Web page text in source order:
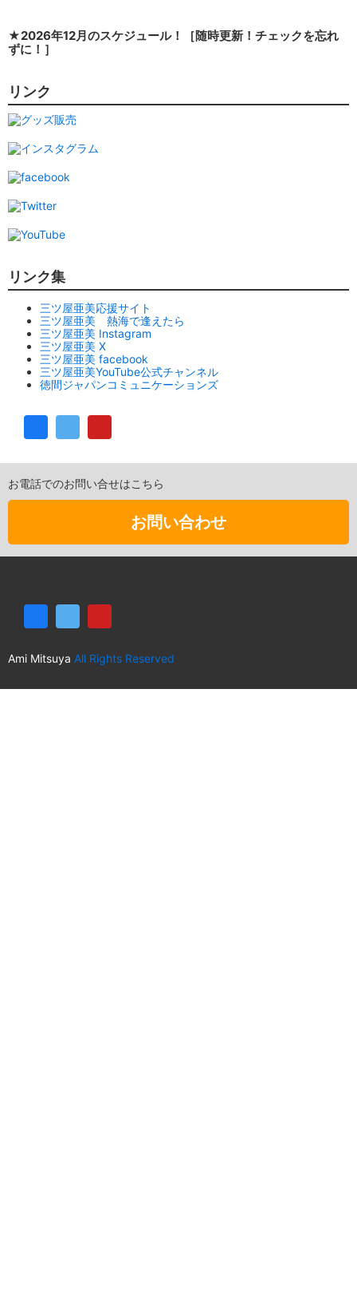
★2026年12月のスケジュール！［随時更新！チェックを忘れ
ずに！］
リンク
リンク集
三ツ屋亜美応援サイト
三ツ屋亜美 熱海で逢えたら
三ツ屋亜美 Instagram
三ツ屋亜美 X
三ツ屋亜美 facebook
三ツ屋亜美YouTube公式チャンネル
徳間ジャパンコミュニケーションズ
お電話でのお問い合せはこちら
お問い合わせ
Ami Mitsuya All Rights Reserved